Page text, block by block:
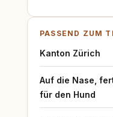
PASSEND ZUM
Kanton Zürich
Auf die Nase,
für den Hund